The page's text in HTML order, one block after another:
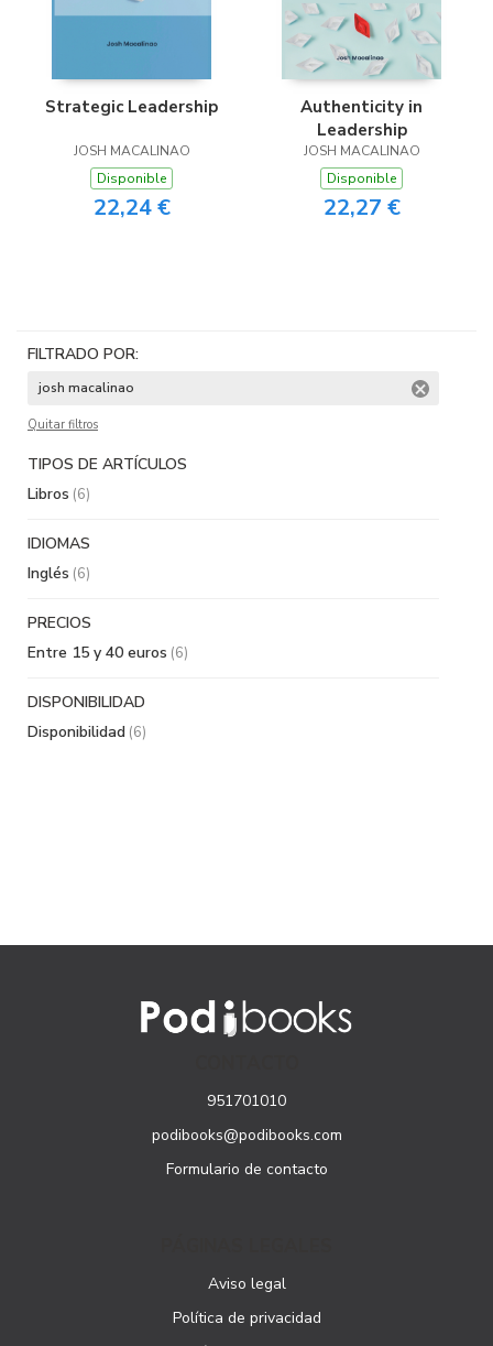
Strategic Leadership
JOSH MACALINAO
Disponible
22,24 €
Authenticity in
Leadership
JOSH MACALINAO
Disponible
22,27 €
FILTRADO POR:
josh macalinao
Quitar filtros
TIPOS DE ARTÍCULOS
Libros (6)
IDIOMAS
Inglés (6)
PRECIOS
Entre 15 y 40 euros (6)
DISPONIBILIDAD
Disponibilidad (6)
951701010
podibooks@podibooks.com
Formulario de contacto
Aviso legal
Política de privacidad